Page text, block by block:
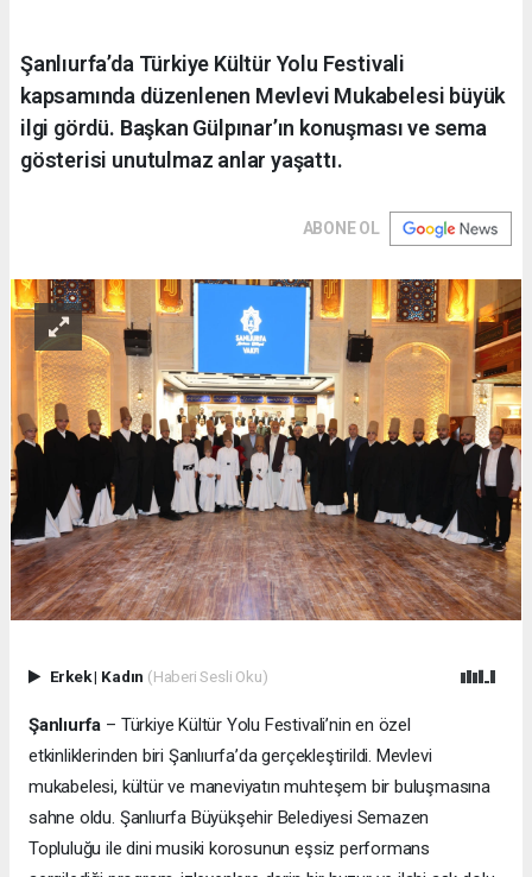
Şanlıurfa’da Türkiye Kültür Yolu Festivali
kapsamında düzenlenen Mevlevi Mukabelesi büyük
ilgi gördü. Başkan Gülpınar’ın konuşması ve sema
gösterisi unutulmaz anlar yaşattı.
ABONE OL
Erkek| Kadın (Haberi Sesli Oku)
Şanlıurfa – Türkiye Kültür Yolu Festivali’nin en özel
etkinliklerinden biri Şanlıurfa’da gerçekleştirildi. Mevlevi
mukabelesi, kültür ve maneviyatın muhteşem bir buluşmasına
sahne oldu. Şanlıurfa Büyükşehir Belediyesi Semazen
Topluluğu ile dini musiki korosunun eşsiz performans